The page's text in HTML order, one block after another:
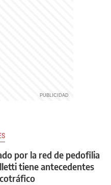
por la red de pedofilia
tiene antecedentes